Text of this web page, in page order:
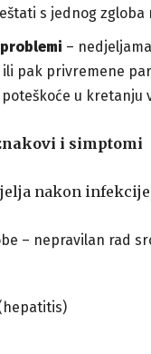
s jednog zgloba
–
pak privremene
u kretanju
i simptomi
nakon
– nepravilan rad